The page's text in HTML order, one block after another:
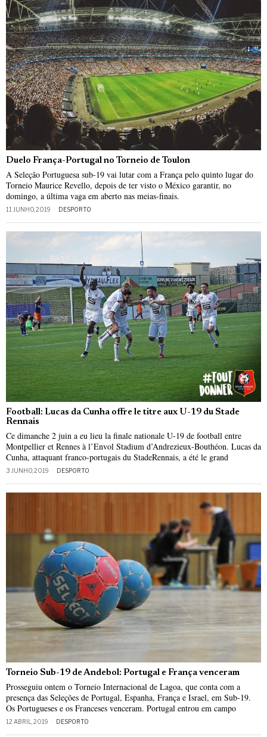
Duelo França-Portugal no Torneio de Toulon
A Seleção Portuguesa sub-19 vai lutar com a França pelo quinto lugar do
Torneio Maurice Revello, depois de ter visto o México garantir, no
domingo, a última vaga em aberto nas meias-finais.
11 JUNHO, 2019 DESPORTO
Football: Lucas da Cunha offre le titre aux U-19 du Stade
Rennais
Ce dimanche 2 juin a eu lieu la finale nationale U-19 de football entre
Montpellier et Rennes à l’Envol Stadium d’Andrezieux-Bouthéon. Lucas da
Cunha, attaquant franco-portugais du StadeRennais, a été le grand
3 JUNHO, 2019 DESPORTO
Torneio Sub-19 de Andebol: Portugal e França venceram
Prosseguiu ontem o Torneio Internacional de Lagoa, que conta com a
presença das Seleções de Portugal, Espanha, França e Israel, em Sub-19.
Os Portugueses e os Franceses venceram. Portugal entrou em campo
12 ABRIL, 2019 DESPORTO